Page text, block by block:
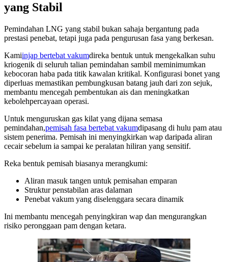
yang Stabil
Pemindahan LNG yang stabil bukan sahaja bergantung pada
prestasi penebat, tetapi juga pada pengurusan fasa yang berkesan.
Kamiinjap bertebat vakumdireka bentuk untuk mengekalkan suhu
kriogenik di seluruh talian pemindahan sambil meminimumkan
kebocoran haba pada titik kawalan kritikal. Konfigurasi bonet yang
diperluas memastikan pembungkusan batang jauh dari zon sejuk,
membantu mencegah pembentukan ais dan meningkatkan
kebolehpercayaan operasi.
Untuk menguruskan gas kilat yang dijana semasa
pemindahan,pemisah fasa bertebat vakumdipasang di hulu pam atau
sistem penerima. Pemisah ini menyingkirkan wap daripada aliran
cecair sebelum ia sampai ke peralatan hiliran yang sensitif.
Reka bentuk pemisah biasanya merangkumi:
Aliran masuk tangen untuk pemisahan emparan
Struktur penstabilan aras dalaman
Penebat vakum yang diselenggara secara dinamik
Ini membantu mencegah penyingkiran wap dan mengurangkan
risiko peronggaan pam dengan ketara.